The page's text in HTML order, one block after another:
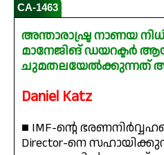
CA-1463
അന്താരാഷ്ട്ര നാണയ
മാനേജിങ് ഡയറക്ടർ
ചുമതലയേൽക്കുന്നത്
Daniel Katz
■ IMF-ന്റെ
Director-നെ